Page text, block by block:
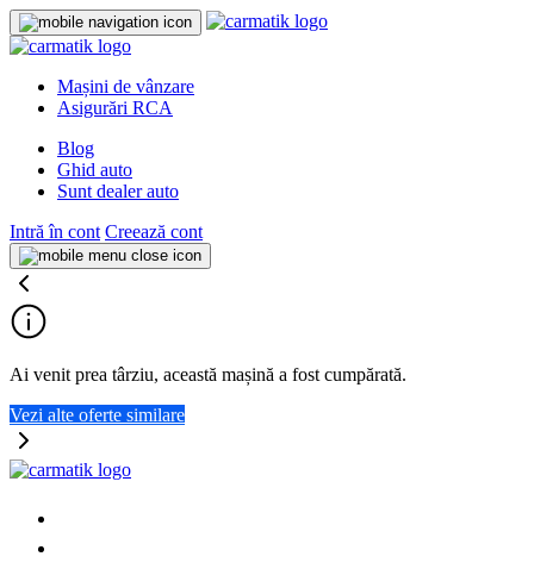
Mașini de vânzare
Asigurări RCA
Blog
Ghid auto
Sunt dealer auto
Intră în cont Creează cont
Ai venit prea târziu, această mașină a fost cumpărată.
Vezi alte oferte similare